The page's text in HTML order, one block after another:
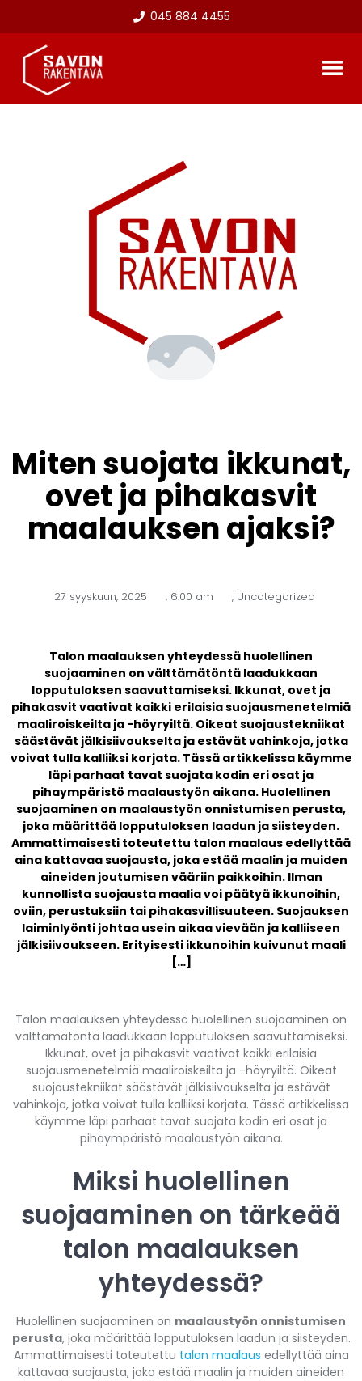
045 884 4455
Miten suojata ikkunat,
ovet ja pihakasvit
maalauksen ajaksi?
27 syyskuun, 2025 ,6:00 am , Uncategorized
Talon maalauksen yhteydessä huolellinen
suojaaminen on välttämätöntä laadukkaan
lopputuloksen saavuttamiseksi. Ikkunat, ovet ja
pihakasvit vaativat kaikki erilaisia suojausmenetelmiä
maaliroiskeilta ja -höyryiltä. Oikeat suojaustekniikat
säästävät jälkisiivoukselta ja estävät vahinkoja, jotka
voivat tulla kalliiksi korjata. Tässä artikkelissa käymme
läpi parhaat tavat suojata kodin eri osat ja
pihaympäristö maalaustyön aikana. Huolellinen
suojaaminen on maalaustyön onnistumisen perusta,
joka määrittää lopputuloksen laadun ja siisteyden.
Ammattimaisesti toteutettu talon maalaus edellyttää
aina kattavaa suojausta, joka estää maalin ja muiden
aineiden joutumisen vääriin paikkoihin. Ilman
kunnollista suojausta maalia voi päätyä ikkunoihin,
oviin, perustuksiin tai pihakasvillisuuteen. Suojauksen
laiminlyönti johtaa usein aikaa vievään ja kalliiseen
jälkisiivoukseen. Erityisesti ikkunoihin kuivunut maali
[…]
Talon maalauksen yhteydessä huolellinen suojaaminen on
välttämätöntä laadukkaan lopputuloksen saavuttamiseksi.
Ikkunat, ovet ja pihakasvit vaativat kaikki erilaisia
suojausmenetelmiä maaliroiskeilta ja -höyryiltä. Oikeat
suojaustekniikat säästävät jälkisiivoukselta ja estävät
vahinkoja, jotka voivat tulla kalliiksi korjata. Tässä artikkelissa
käymme läpi parhaat tavat suojata kodin eri osat ja
pihaympäristö maalaustyön aikana.
Miksi huolellinen
suojaaminen on tärkeää
talon maalauksen
yhteydessä?
Huolellinen suojaaminen on maalaustyön onnistumisen
perusta, joka määrittää lopputuloksen laadun ja siisteyden.
Ammattimaisesti toteutettu talon maalaus edellyttää aina
kattavaa suojausta, joka estää maalin ja muiden aineiden